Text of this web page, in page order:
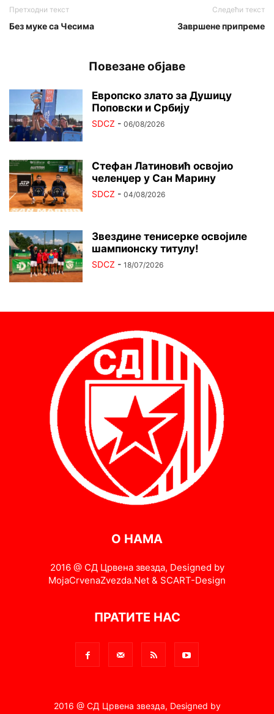
Претходни текст
Без муке са Чесима
Следећи текст
Завршене припреме
Повезане објаве
Европско злато за Душицу
Поповски и Србију
SDCZ - 06/08/2026
Стефан Латиновић освојио
челенџер у Сан Марину
SDCZ - 04/08/2026
Звездине тенисерке освојиле
шампионску титулу!
SDCZ - 18/07/2026
О НАМА
2016 @ СД Црвена звезда, Designed by
MojaCrvenaZvezda.Net & SCART-Design
ПРАТИТЕ НАС
2016 @ СД Црвена звезда, Designed by